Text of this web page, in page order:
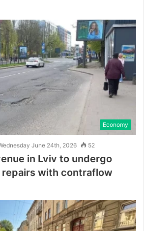
Economy
June 24th, 2026 52
in Lviv to undergo
with contraflow